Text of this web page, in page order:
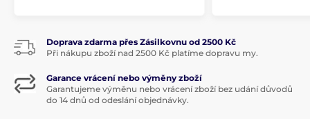
Doprava zdarma přes Zásilkovnu od 2500 Kč
Při nákupu zboží nad 2500 Kč platíme dopravu my.
Garance vrácení nebo výměny zboží
Garantujeme výměnu nebo vrácení zboží bez udání důvodů
do 14 dnů od odeslání objednávky.